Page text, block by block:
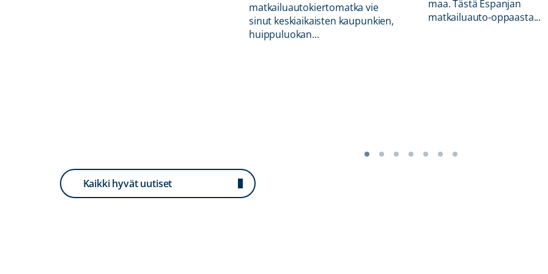
matkailuautokiertomatka vie
sinut keskiaikaisten kaupunkien,
huippuluokan...
maa. Tästä Espanjan
matkailuauto-oppaasta...
Kaikki hyvät uutiset